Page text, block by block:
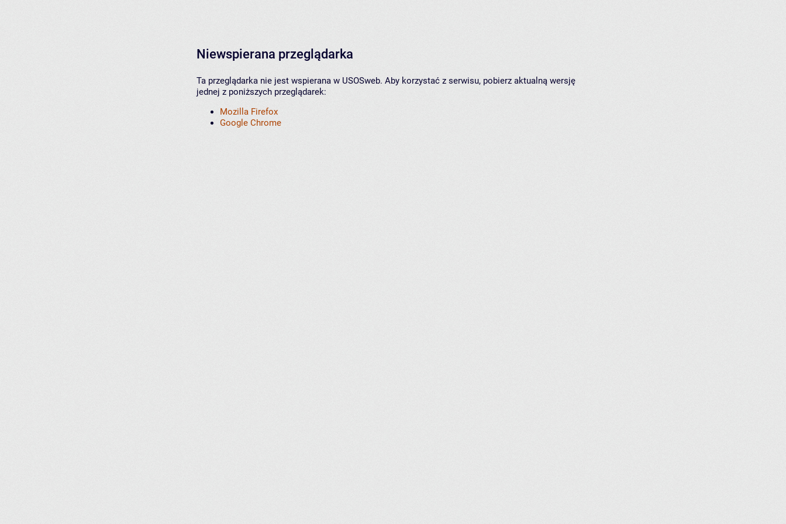
Niewspierana przeglądarka
Ta przeglądarka nie jest wspierana w USOSweb. Aby korzystać z serwisu, pobierz aktualną wersję
jednej z poniższych przeglądarek:
Mozilla Firefox
Google Chrome